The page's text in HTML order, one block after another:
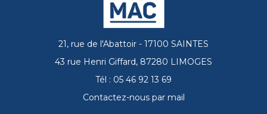
21, rue de l'Abattoir - 17100 SAINTES
43 rue Henri Giffard, 87280 LIMOGES
Tél : 05 46 92 13 69
Contactez-nous par mail